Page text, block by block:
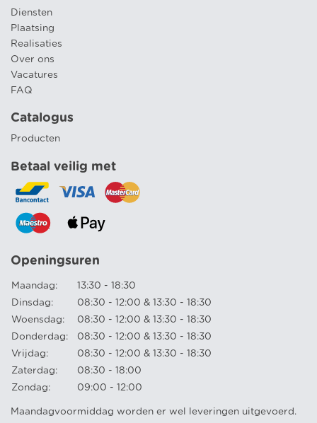
Diensten
Plaatsing
Realisaties
Over ons
Vacatures
FAQ
Catalogus
Producten
Betaal veilig met
Openingsuren
Maandag:
13:30 - 18:30
Dinsdag:
08:30 - 12:00 & 13:30 - 18:30
Woensdag:
08:30 - 12:00 & 13:30 - 18:30
Donderdag:
08:30 - 12:00 & 13:30 - 18:30
Vrijdag:
08:30 - 12:00 & 13:30 - 18:30
Zaterdag:
08:30 - 18:00
Zondag:
09:00 - 12:00
Maandagvoormiddag worden er wel leveringen uitgevoerd.